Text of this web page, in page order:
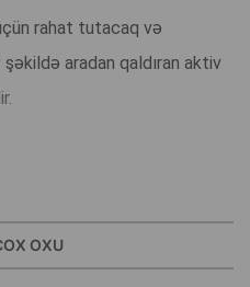
rahat tutacaq və
aradan qaldıran aktiv
OXU